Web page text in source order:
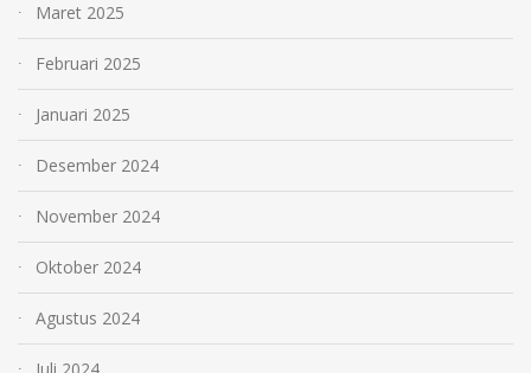
Maret 2025
Februari 2025
Januari 2025
Desember 2024
November 2024
Oktober 2024
Agustus 2024